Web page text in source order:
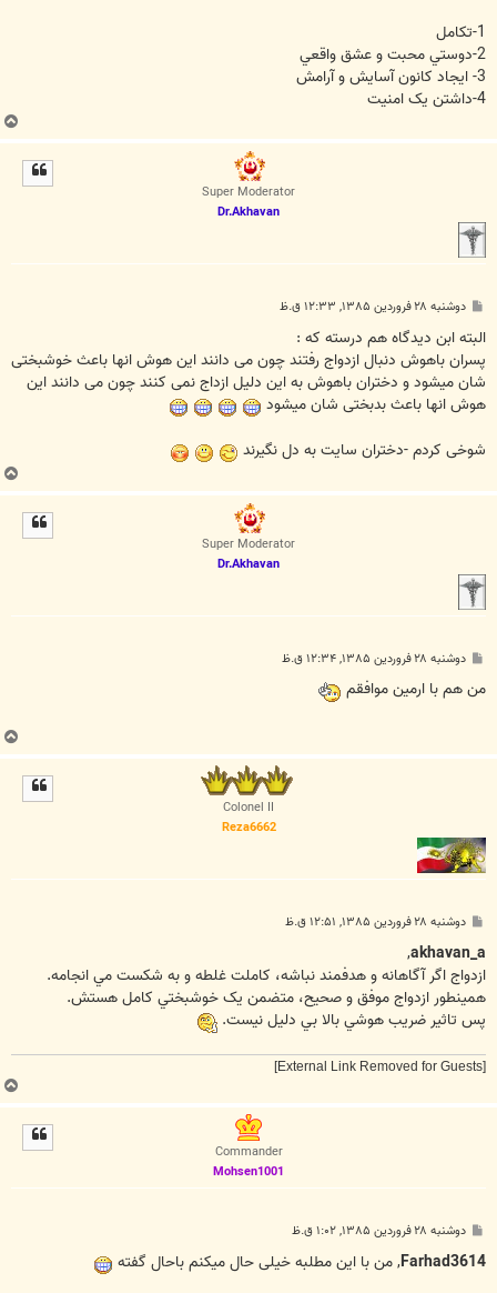
1-تکامل
2-دوستي محبت و عشق واقعي
3- ايجاد کانون آسايش و آرامش
4-داشتن يک امنيت
ب
ا
Super Moderator
Dr.Akhavan
پ
ت
دوشنبه ۲۸ فروردین ۱۳۸۵, ۱۲:۳۳ ق.ظ
البته ابن دیدگاه هم درسته که :
پسران باهوش دنبال ازدواج رفتند چون می دانند این هوش انها باعث خوشبختی
شان میشود و دختران باهوش به این دلیل ازداج نمی کنند چون می دانند این
هوش انها باعث بدبختی شان میشود
شوخی کردم -دختران سایت به دل نگیرند
ب
ا
Super Moderator
Dr.Akhavan
پ
ت
دوشنبه ۲۸ فروردین ۱۳۸۵, ۱۲:۳۴ ق.ظ
من هم با ارمین موافقم
ب
ا
Colonel II
Reza6662
پ
ت
دوشنبه ۲۸ فروردین ۱۳۸۵, ۱۲:۵۱ ق.ظ
akhavan_a
,
ازدواج اگر آگاهانه و هدفمند نباشه، کاملت غلطه و به شکست مي انجامه.
همينطور ازدواج موفق و صحيح، متضمن يک خوشبختي کامل هستش.
پس تاثير ضريب هوشي بالا بي دليل نيست.
ب
ا
Commander
Mohsen1001
پ
ت
دوشنبه ۲۸ فروردین ۱۳۸۵, ۱:۰۲ ق.ظ
Farhad3614, من با این مطلبه خیلی حال میکنم باحال گفته